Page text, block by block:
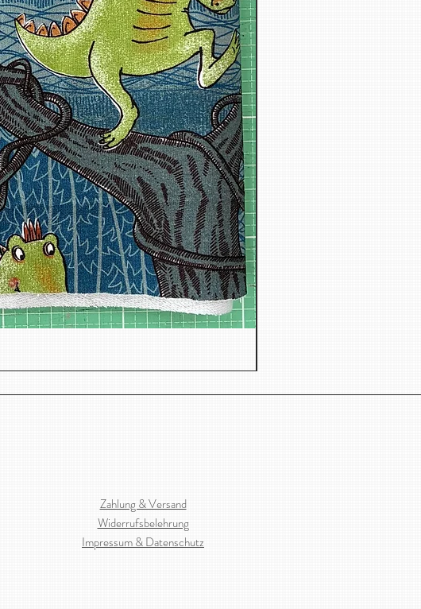
Zahlung & Versand
Widerrufsbelehrung
Impressum & Datenschutz